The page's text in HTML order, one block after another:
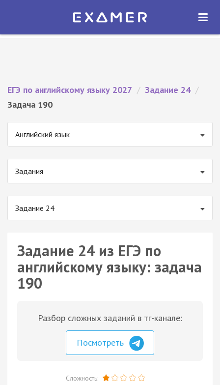
Экзамер — ЕГЭ 2027
ОТКРЫТЬ
ЕГЭ по английскому языку 2027 / Задание 24 /
Задача 190
Английский язык
Задания
Задание 24
Задание 24 из ЕГЭ по
английскому языку: задача
190
Разбор сложных заданий в тг-канале:
Посмотреть
Сложность: